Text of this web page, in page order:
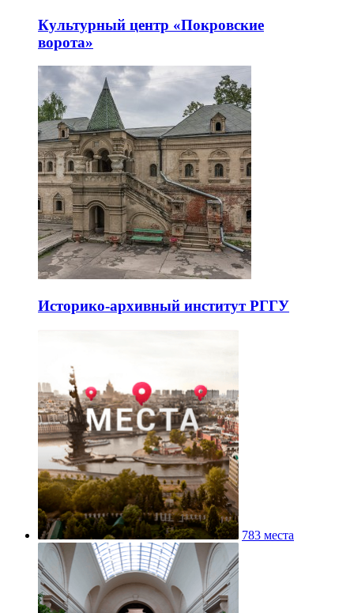
Культурный центр «Покровские
ворота»
Историко-архивный институт РГГУ
783 места